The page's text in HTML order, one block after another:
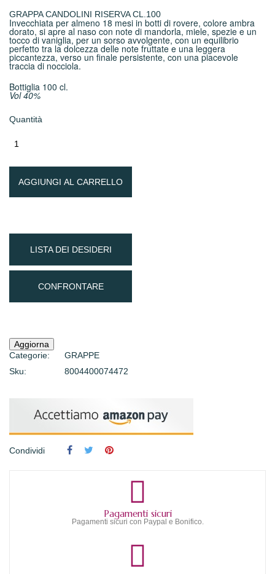
GRAPPA CANDOLINI RISERVA CL.100
Invecchiata per almeno 18 mesi in botti di rovere, colore ambra
dorato, si apre al naso con note di mandorla, miele, spezie e un
tocco di vaniglia, per un sorso avvolgente, con un equilibrio
perfetto tra la dolcezza delle note fruttate e una leggera
piccantezza, verso un finale persistente, con una piacevole
traccia di nocciola.
Bottiglia 100 cl.
Vol 40%
Quantità
AGGIUNGI AL CARRELLO
LISTA DEI DESIDERI
CONFRONTARE
Categorie:
GRAPPE
Sku:
8004400074472
Condividi
Pagamenti sicuri
Pagamenti sicuri con Paypal e Bonifico.